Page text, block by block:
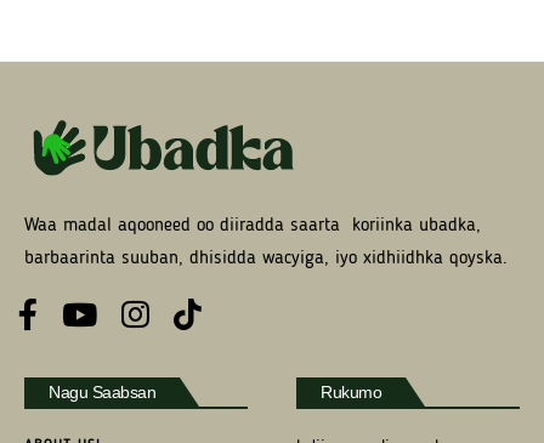
Waa madal aqooneed oo diiradda saarta koriinka ubadka,
barbaarinta suuban, dhisidda wacyiga, iyo xidhiidhka qoyska.
Nagu Saabsan Rukumo